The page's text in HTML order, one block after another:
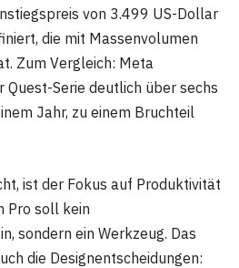
von 3.499 US-Dollar
die mit Massenvolumen
Zum Vergleich: Meta
Serie deutlich über sechs
Jahr, zu einem Bruchteil
ist der Fokus auf Produktivität
Pro soll kein
sondern ein Werkzeug. Das
die Designentscheidungen: